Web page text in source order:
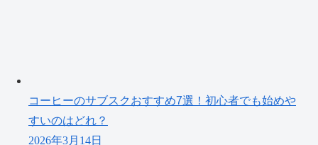
コーヒーのサブスクおすすめ7選！初心者でも始めや
すいのはどれ？
2026年3月14日